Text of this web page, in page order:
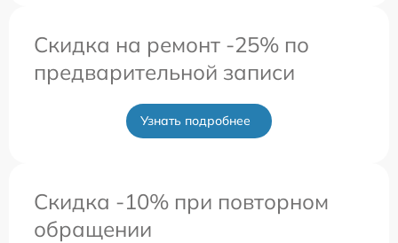
Скидка на ремонт -25% по
предварительной записи
Узнать подробнее
Скидка -10% при повторном
обращении